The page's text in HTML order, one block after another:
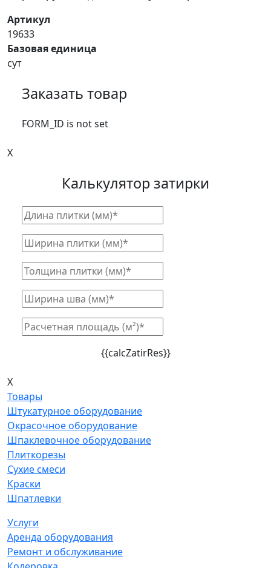
Артикул
19633
Базовая единица
сут
Заказать товар
FORM_ID is not set
X
Калькулятор затирки
{{calcZatirRes}}
X
Товары
Штукатурное оборудование
Окрасочное оборудование
Шпаклевочное оборудование
Плиткорезы
Сухие смеси
Краски
Шпатлевки
Услуги
Аренда оборудования
Ремонт и обслуживание